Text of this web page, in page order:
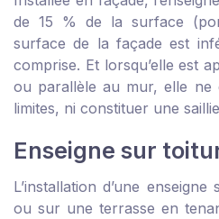
de 15 % de la surface
surface de la façade est
comprise. Et lorsqu’elle est
ou parallèle au mur, elle ne
limites, ni constituer une
Enseigne sur
L’installation d’une
ou sur une terrasse en